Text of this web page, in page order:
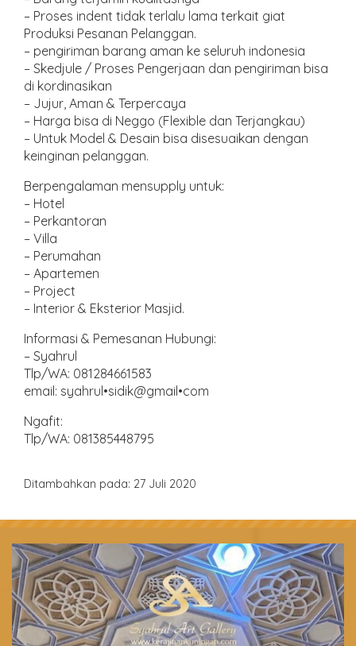
– Proses indent tidak terlalu lama terkait giat
Produksi Pesanan Pelanggan.
– pengiriman barang aman ke seluruh indonesia
– Skedjule / Proses Pengerjaan dan pengiriman bisa
di kordinasikan
– Jujur, Aman & Terpercaya
– Harga bisa di Neggo (Flexible dan Terjangkau)
– Untuk Model & Desain bisa disesuaikan dengan
keinginan pelanggan.
Berpengalaman mensupply untuk:
– Hotel
– Perkantoran
– Villa
– Perumahan
– Apartemen
– Project
– Interior & Eksterior Masjid.
Informasi & Pemesanan Hubungi:
– Syahrul
Tlp/WA: 081284661583
email: syahrul•sidik@gmail•com
Ngafit:
Tlp/WA: 081385448795
Ditambahkan pada: 27 Juli 2020